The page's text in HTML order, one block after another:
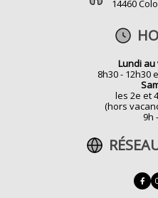
14460
Lundi
8h30 - 12h30
les 2e et
(hors
9h